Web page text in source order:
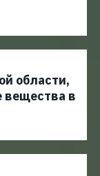
области,
вещества в